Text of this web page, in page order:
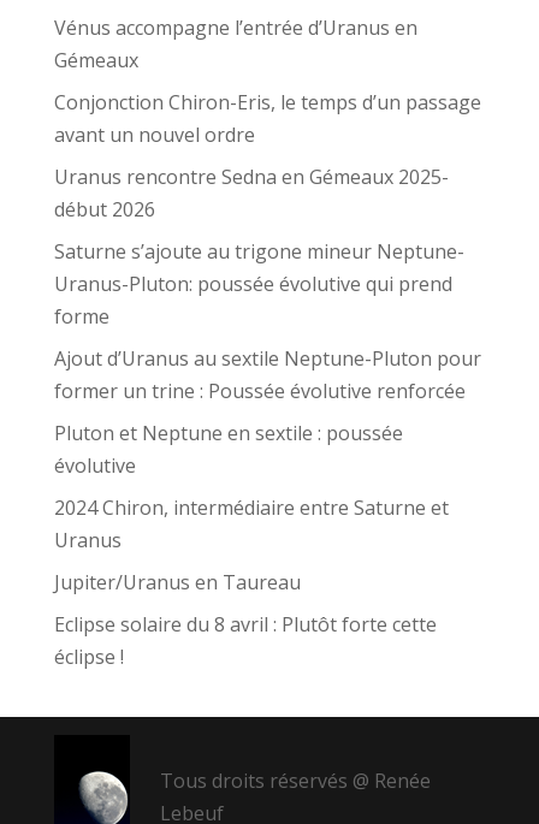
Vénus accompagne l’entrée d’Uranus en
Gémeaux
Conjonction Chiron-Eris, le temps d’un passage
avant un nouvel ordre
Uranus rencontre Sedna en Gémeaux 2025-
début 2026
Saturne s’ajoute au trigone mineur Neptune-
Uranus-Pluton: poussée évolutive qui prend
forme
Ajout d’Uranus au sextile Neptune-Pluton pour
former un trine : Poussée évolutive renforcée
Pluton et Neptune en sextile : poussée
évolutive
2024 Chiron, intermédiaire entre Saturne et
Uranus
Jupiter/Uranus en Taureau
Eclipse solaire du 8 avril : Plutôt forte cette
éclipse !
Tous droits réservés @ Renée
Lebeuf